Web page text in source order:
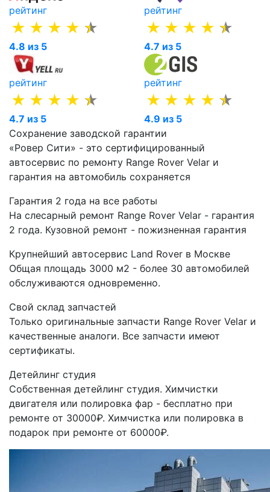
рейтинг
4.8 из 5
рейтинг
4.7 из 5
рейтинг
4.7 из 5
рейтинг
4.9 из 5
Сохранение заводской гарантии
«Ровер Сити» - это сертифицированный
автосервис по ремонту Range Rover Velar и
гарантия на автомобиль сохраняется
Гарантия 2 года на все работы
На слесарный ремонт Range Rover Velar - гарантия
2 года. Кузовной ремонт - пожизненная гарантия
Крупнейший автосервис Land Rover в Москве
Общая площадь 3000 м2 - более 30 автомобилей
обслуживаются одновременно.
Свой склад запчастей
Только оригинальные запчасти Range Rover Velar и
качественные аналоги. Все запчасти имеют
сертификаты.
Детейлинг студия
Собственная детейлинг студия. Химчистки
двигателя или полировка фар - бесплатно при
ремонте от 30000₽. Химчистка или полировка в
подарок при ремонте от 60000₽.